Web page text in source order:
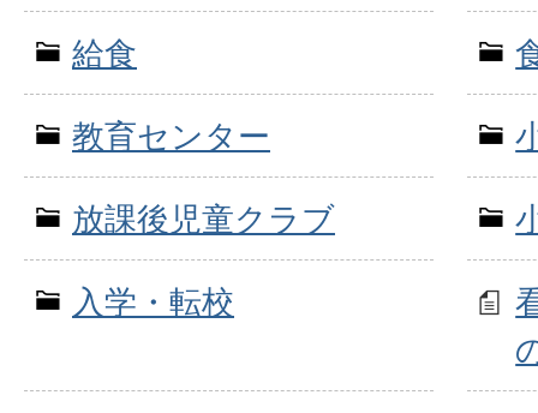
給食
教育センター
放課後児童クラブ
入学・転校